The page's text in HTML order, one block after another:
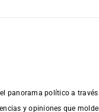
panorama político a
y opiniones que